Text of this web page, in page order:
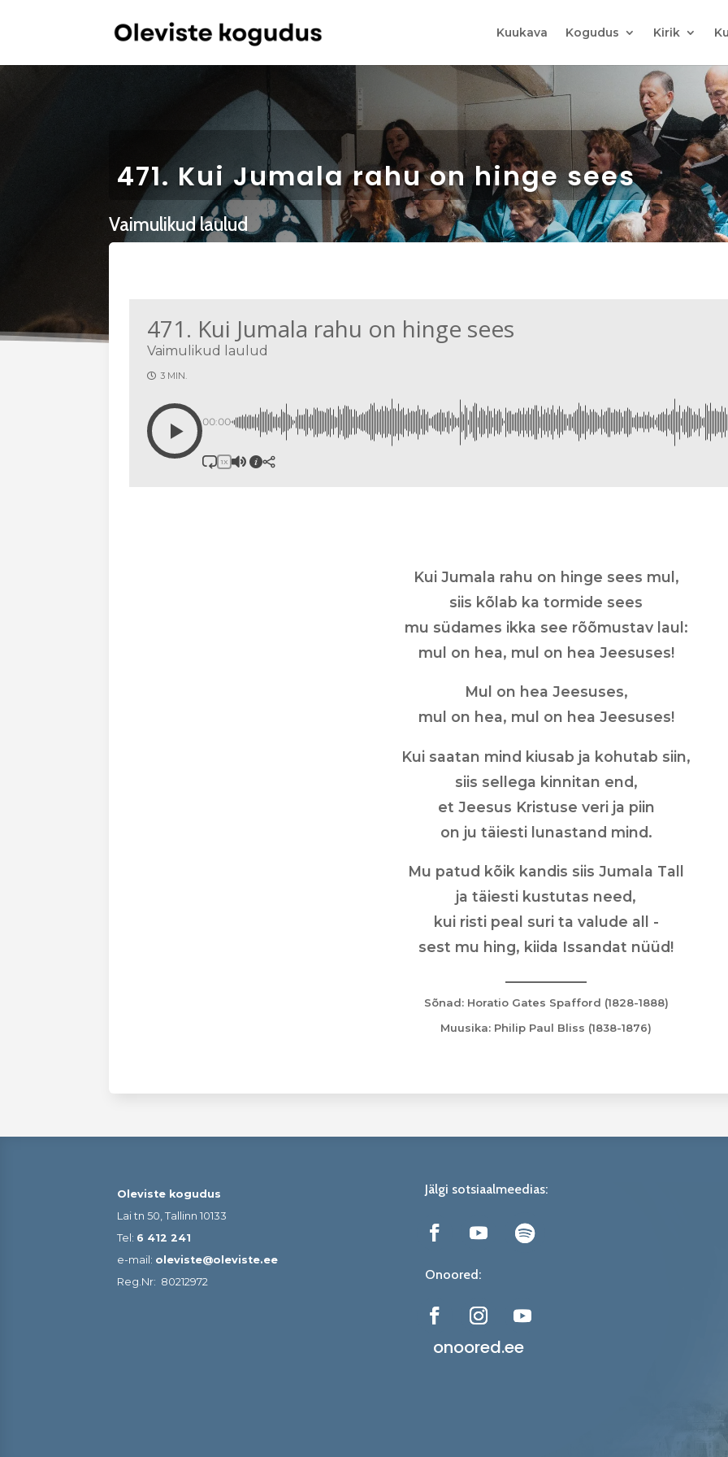
Kuukava Kogudus Kirik
471. Kui Jumala rahu on hinge sees
Vaimulikud laulud
471. Kui Jumala rahu on hinge sees
Vaimulikud laulud
3 MIN.
00:00
1X
Kui Jumala rahu on hinge sees mul,
siis kõlab ka tormide sees
mu südames ikka see rõõmustav laul:
mul on hea, mul on hea Jeesuses!
Mul on hea Jeesuses,
mul on hea, mul on hea Jeesuses!
Kui saatan mind kiusab ja kohutab siin,
siis sellega kinnitan end,
et Jeesus Kristuse veri ja piin
on ju täiesti lunastand mind.
Mu patud kõik kandis siis Jumala Tall
ja täiesti kustutas need,
kui risti peal suri ta valude all -
sest mu hing, kiida Issandat nüüd!
Sõnad: Horatio Gates Spafford (1828-1888)
Muusika: Philip Paul Bliss (1838-1876)
Oleviste kogudus
Lai tn 50, Tallinn 10133
Tel: 6 412 241
e-mail: oleviste@oleviste.ee
Reg.Nr: 80212972
Jälgi sotsiaalmeedias:
Onoored:
onoored.ee